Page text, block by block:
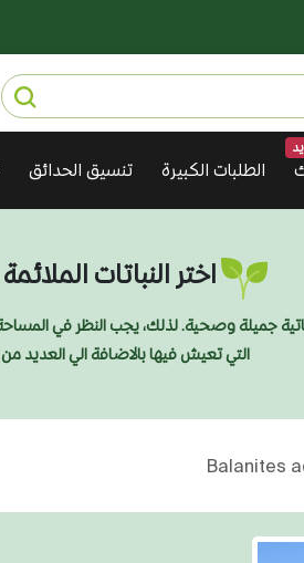
الطلبات الكبيرة تنسيق الحدائق
اختر النباتات
جميلة وصحية. لذلك، يجب النظر في
التي تعيش فيها بالاضافة الي العديد من